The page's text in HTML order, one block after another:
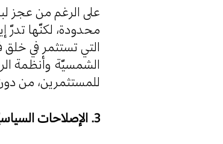
على الرغم من عجز
محدودة، لكنّها
التي تستثمر في
الشمسيّة وأنظمة
للمستثمرين، من
3. الإصلاحات السياسيّة والتنظيميّة